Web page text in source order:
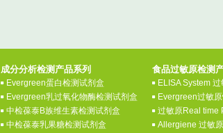
成分分析检测产品系列
Evergreen蛋白检测试剂盒
Evergreen乳过氧化物酶检测试剂盒
中检葆泰B族维生素检测试剂盒
中检葆泰乳果糖检测试剂盒
食品过敏原检测
ELISA System
Evergreen过敏
过敏原Real time
Allergiene 过敏